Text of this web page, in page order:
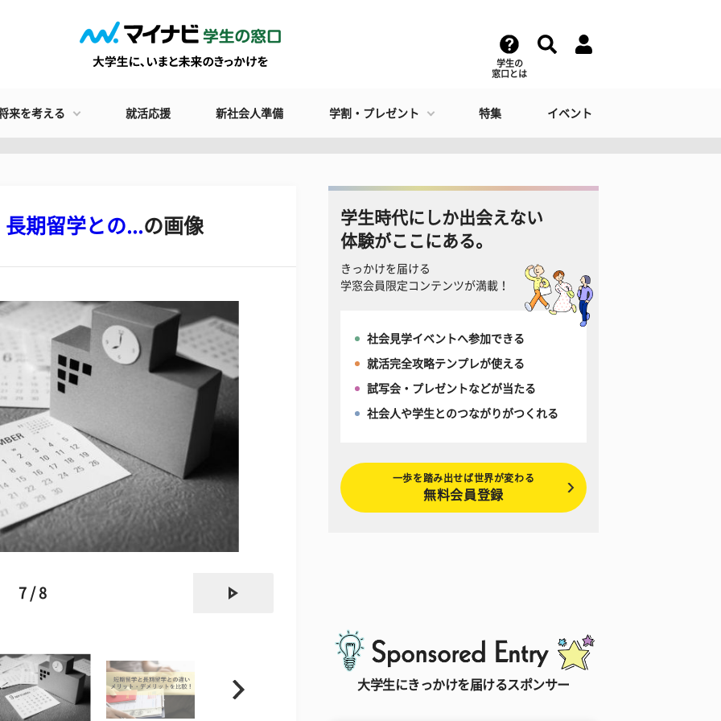
学生の
窓口とは
来を考える 就活応援 新社会人準備 学割・プレゼント 特集 イベント
期留学との...の画像
7 / 8
学生時代にしか出会えない
体験がここにある。
きっかけを届ける
学窓会員限定コンテンツが満載！
社会見学イベントへ参加できる
就活完全攻略テンプレが使える
試写会・プレゼントなどが当たる
社会人や学生とのつながりがつくれる
一歩を踏み出せば世界が変わる
無料会員登録
大学生にきっかけを届けるスポンサー